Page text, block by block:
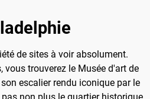
de sites à voir absolument.
vous trouverez le Musée d'art de
escalier rendu iconique par le
non plus le quartier historique